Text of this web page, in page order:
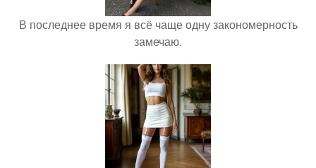
В последнее время я всё чаще одну закономерность
замечаю.